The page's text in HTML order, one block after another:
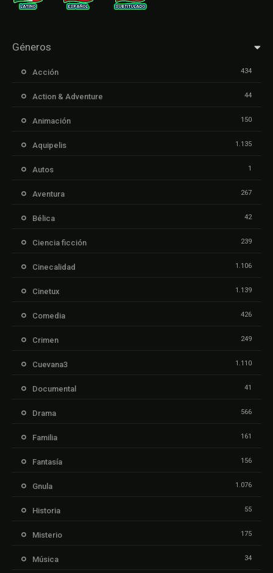
Géneros
Acción 434
Action & Adventure 44
Animación 150
Aquipelis 1.135
Autos 1
Aventura 267
Bélica 42
Ciencia ficción 239
Cinecalidad 1.106
Cinetux 1.139
Comedia 426
Crimen 249
Cuevana3 1.110
Documental 41
Drama 566
Familia 161
Fantasía 156
Gnula 1.076
Historia 55
Misterio 175
Música 34